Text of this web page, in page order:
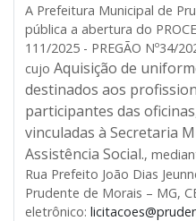
A Prefeitura Municipal de
pública a abertura do
111/2025 - PREGÃO Nº34/
cujo Aquisição de
destinados aos
participantes das
vinculadas à Secretaria
Assistência Social.,
Rua Prefeito João Dias
Prudente de Morais – MG,
eletrônico: